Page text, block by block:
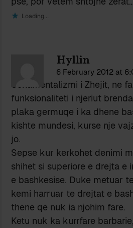
Loading...
Hyllin
6 February 2012 at
Sentimentalizmi i Zhejit, ne
funksionaliteti i njeriut
plaka germuqe i ka dhene
kishte mundesi, kurse nje
jo.
Sepse kur kerkohet denimi
shihet si superiore e drejta e
e bashkesise. Duke metuar
kemi harruar te drejtat e
thene qe nuk ia njohim fare.
Ketu nuk ka kurrfare